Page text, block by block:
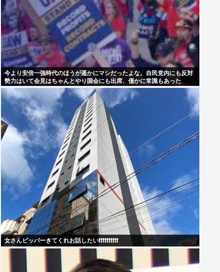
今より安倍一強時代のほうが遥かにマシだったよな。自民党内にも反対
勢力はいて会見はちゃんとやり国会にも出席、僅かに常識もあった
女さんビッパーきてくれお話したい❗❗❗❗❗❗❗❗❗❗